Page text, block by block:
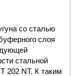
со сталью
слоя
стальной
202 NT. К таким